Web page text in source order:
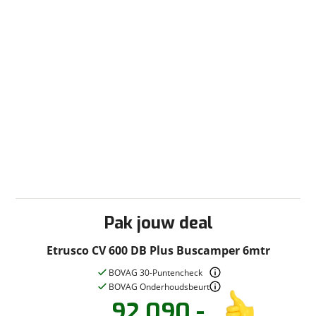
Sanitair
Afvalwatertank (vast)
Douche
Toilet/Wasruimte
Pak jouw deal
Etrusco CV 600 DB Plus Buscamper 6mtr
BOVAG 30-Puntencheck
BOVAG Onderhoudsbeurt